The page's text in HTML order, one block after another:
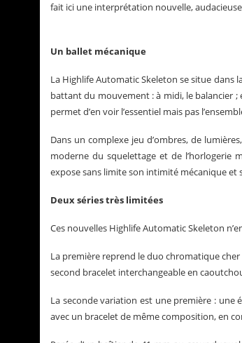
fait ici une interprétation nouvelle,
Un ballet mécanique
La Highlife Automatic Skeleton se situe dans
battant du mouvement : à midi, le balancier
permet d’en voir l’essentiel mais pas
Dans un complexe jeu d’ombres, de
moderne du squelettage et de l’horlogerie
expose sans limite son intimité mécanique et
Deux séries très limitées
Ces nouvelles Highlife Automatic Skeleton
La première reprend le duo chromatique
second bracelet interchangeable en
La seconde variation est une première : une
avec un bracelet de même composition, en